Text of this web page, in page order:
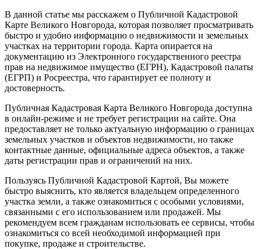
В данной статье мы расскажем о Публичной Кадастровой
Карте Великого Новгорода, которая позволяет просматривать
быстро и удобно информацию о недвижимости и земельных
участках на территории города. Карта опирается на
документацию из Электронного государственного реестра
прав на недвижимое имущество (ЕГРН), Кадастровой палаты
(ЕГРП) и Росреестра, что гарантирует ее полноту и
достоверность.
Публичная Кадастровая Карта Великого Новгорода доступна
в онлайн-режиме и не требует регистрации на сайте. Она
предоставляет не только актуальную информацию о границах
земельных участков и объектов недвижимости, но также
контактные данные, официальные адреса объектов, а также
даты регистрации прав и ограничений на них.
Пользуясь Публичной Кадастровой Картой, Вы можете
быстро выяснить, кто является владельцем определенного
участка земли, а также ознакомиться с особыми условиями,
связанными с его использованием или продажей. Мы
рекомендуем всем гражданам использовать ее сервисы, чтобы
ознакомиться со всей необходимой информацией при
покупке, продаже и строительстве.